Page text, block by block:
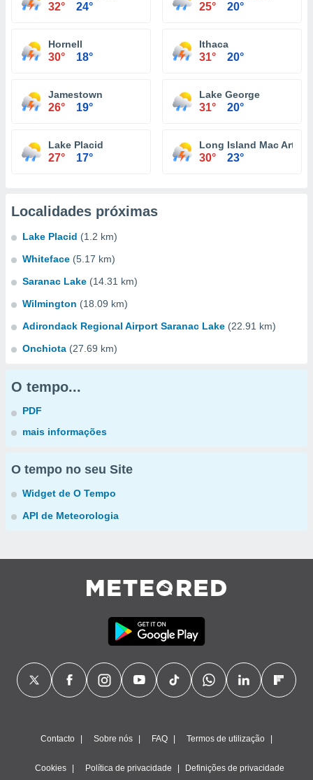
32° 24° 25° 20°
Hornell
30° 18°
Ithaca
31° 20°
Jamestown
26° 19°
Lake George
31° 20°
Lake Placid
27° 17°
Long Island Mac
30° 23°
Localidades próximas
Lake Placid (1.2 km)
Whiteface (5.17 km)
Saranac Lake (14.31 km)
Wilmington (18.09 km)
Adirondack Regional Airport Saranac Lake (22.91 km)
Onchiota (27.69 km)
O tempo...
PDF
mais informações
O tempo no seu Site
Widget de O Tempo
API de Meteorologia
Contacto Sobre nós FAQ Termos de utilização
Cookies Política de privacidade Definições de privacidade